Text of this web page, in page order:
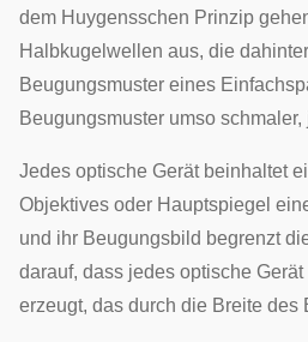
dem Huygensschen Prinzip
Halbkugelwellen aus, die
Beugungsmuster eines
Beugungsmuster umso
Jedes optische Gerät beinhaltet
Objektives oder Hauptspiegel
und ihr Beugungsbild begrenzt
darauf, dass jedes optische
erzeugt, das durch die Breite des